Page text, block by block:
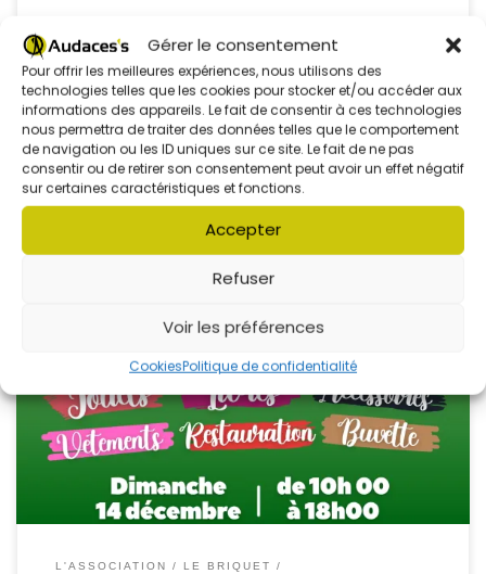
Gérer le consentement
Pour offrir les meilleures expériences, nous utilisons des
technologies telles que les cookies pour stocker et/ou accéder aux
informations des appareils. Le fait de consentir à ces technologies
nous permettra de traiter des données telles que le comportement
de navigation ou les ID uniques sur ce site. Le fait de ne pas
consentir ou de retirer son consentement peut avoir un effet négatif
sur certaines caractéristiques et fonctions.
Accepter
Refuser
Voir les préférences
CookiesPolitique de confidentialité
Parentali’Thé : être parent, ça
s’apprend (et ça se partage)
…
parÉquipe Audaces's Publié5 novembre 2025
Grande Bourse aux Jouets – Folschviller
seconde vie aux jouets et de soutenir les jeunes du
secteur ? On se retrouve dimanche 14 décembre de 10h à
18h au Centre social Marcel Martin pour une journée 100%
famille, […]
L'ASSOCIATION
LE BRIQUET